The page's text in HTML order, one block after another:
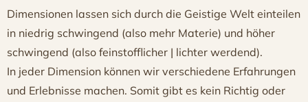
Dimensionen lassen sich durch die Geistige Welt einteilen
in niedrig schwingend (also mehr Materie) und höher
schwingend (also feinstofflicher | lichter werdend).
In jeder Dimension können wir verschiedene Erfahrungen
und Erlebnisse machen. Somit gibt es kein Richtig oder